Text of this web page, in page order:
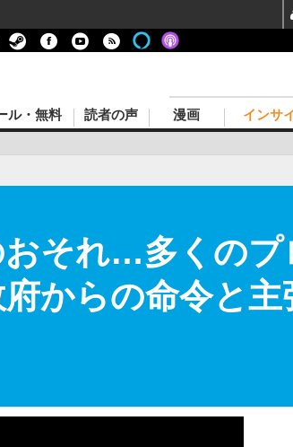
ル・無料 読者の声 漫画 インサ
それ…多くのプ
からの命令と主